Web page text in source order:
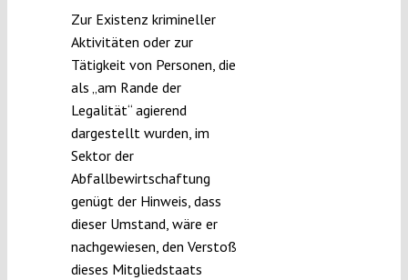
Zur Existenz krimineller
Aktivitäten oder zur
Tätigkeit von Personen, die
als „am Rande der
Legalität“ agierend
dargestellt wurden, im
Sektor der
Abfallbewirtschaftung
genügt der Hinweis, dass
dieser Umstand, wäre er
nachgewiesen, den Verstoß
dieses Mitgliedstaats